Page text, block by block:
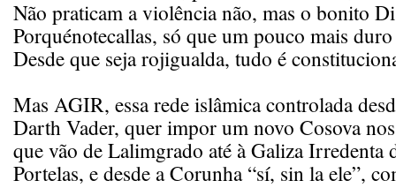
Não praticam a violência não, mas o bonito
Porquénotecallas, só que um pouco mais
Desde que seja rojigualda, tudo é
Mas AGIR, essa rede islâmica controlada
Darth Vader, quer impor um novo Cosova
que vão de Lalimgrado até à Galiza Irredenta
Portelas, e desde a Corunha “sí, sin la ele”,